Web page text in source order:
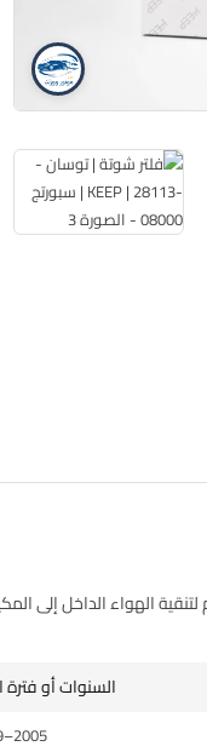
الهواء الداخل إلى
السنوات أو فترة
2005–2009